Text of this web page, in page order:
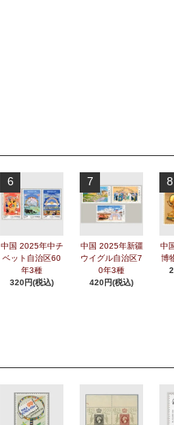
6
中国 2025年中チ
ベット自治区60
年3種
320円(税込)
7
中国 2025年新疆
ウイグル自治区7
0年3種
420円(税込)
8
中
博